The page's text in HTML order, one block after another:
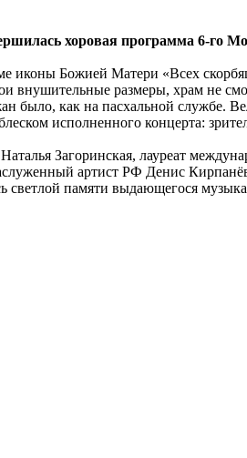
хоровая программа 6-го
иконы Божией Матери «Всех
внушительные размеры, храм не
было, как на пасхальной службе.
исполненного концерта:
Загоринская, лауреат
артист РФ Денис
светлой памяти выдающегося